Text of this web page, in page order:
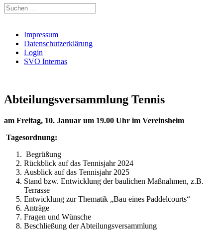
Suchen
nach:
Impressum
Datenschutzerklärung
Login
SVO Internas
Abteilungsversammlung Tennis
am Freitag, 10. Januar um 19.00 Uhr im Vereinsheim
Tagesordnung:
Begrüßung
Rückblick auf das Tennisjahr 2024
Ausblick auf das Tennisjahr 2025
Stand bzw. Entwicklung der baulichen Maßnahmen, z.B.
Terrasse
Entwicklung zur Thematik „Bau eines Paddelcourts“
Anträge
Fragen und Wünsche
Beschließung der Abteilungsversammlung